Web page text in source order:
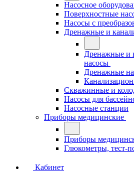
Насосное
Поверхностные
Насосы с
Дренажные и
Дренажные и
насосы
Дренажные
Скважинные и
Насосы для
Насосные станции
Приборы медицинские
Приборы
Глюкометры, тест-
Кабинет